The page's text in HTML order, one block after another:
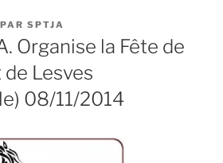
PAR SPTJA
Organise la Fête de
Lesves
08/11/2014